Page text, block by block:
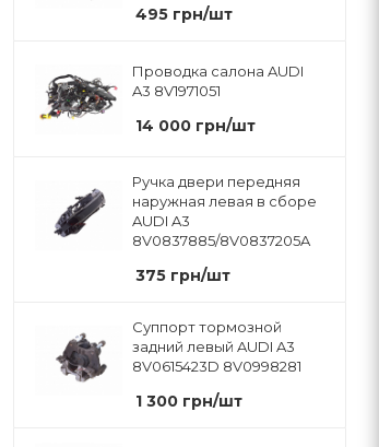
495 грн/шт
Проводка салона AUDI
A3 8V1971051
14 000 грн/шт
Ручка двери передняя
наружная левая в сборе
AUDI A3
8V0837885/8V0837205A
375 грн/шт
Суппорт тормозной
задний левый AUDI A3
8V0615423D 8V0998281
1 300 грн/шт